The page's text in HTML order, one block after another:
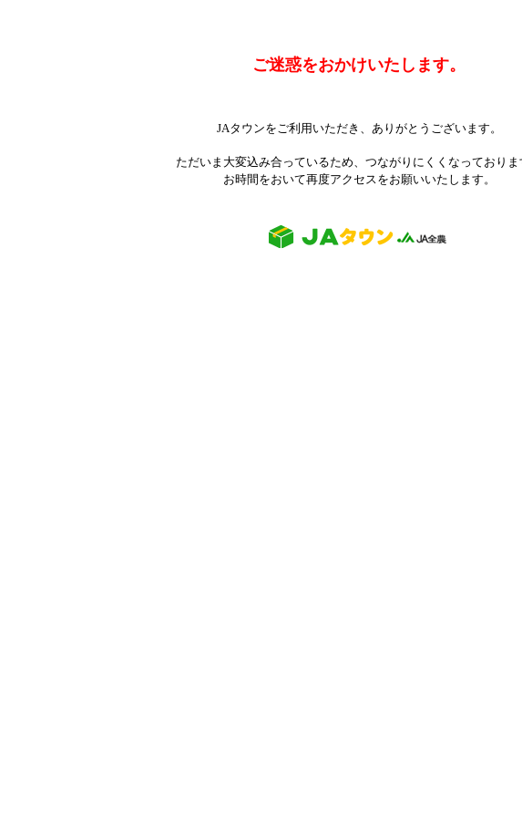
ご迷惑をおかけいたします。
JAタウンをご利用いただき、ありがとうございます。
ただいま大変込み合っているため、つながりにくくなっておりま
お時間をおいて再度アクセスをお願いいたします。